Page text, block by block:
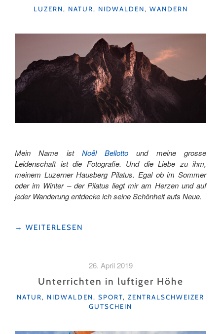
AUCHKATEGORIEN
LUZERN, NATUR, NIDWALDEN, WANDERN
Mein Name ist Noël Bellotto und meine grosse
Leidenschaft ist die Fotografie. Und die Liebe zu ihm,
meinem Luzerner Hausberg Pilatus. Egal ob im Sommer
oder im Winter – der Pilatus liegt mir am Herzen und auf
jeder Wanderung entdecke ich seine Schönheit aufs Neue.
"AUF
→ WEITERLESEN
26. April 2019
Unterrichten in luftiger Höhe
KATEGORIEN
NATUR, NIDWALDEN, SPORT, ZENTRALSCHWEIZER
GUTSCHEIN